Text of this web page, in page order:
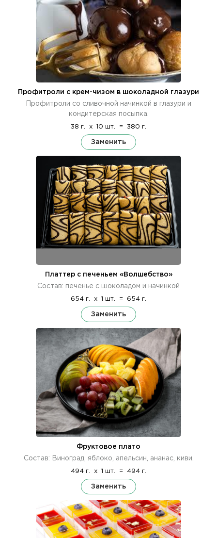
Профитроли с крем-чизом в шоколадной глазури
Профитроли со сливочной начинкой в глазури и
кондитерская посыпка.
38 г. x 10 шт. = 380 г.
Заменить
Платтер с печеньем «Волшебство»
Состав: печенье с шоколадом и начинкой
654 г. x 1 шт. = 654 г.
Заменить
Фруктовое плато
Состав: Виноград, яблоко, апельсин, ананас, киви.
494 г. x 1 шт. = 494 г.
Заменить